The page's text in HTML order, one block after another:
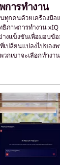
การทำงาน
ทุกคนด้วยเครื่องมือ
ธิภาพการทำงาน
งแข็งขันเพื่อมอบข้
ปลี่ยนแปลงไปของ
กเขาจะเลือกทำงา